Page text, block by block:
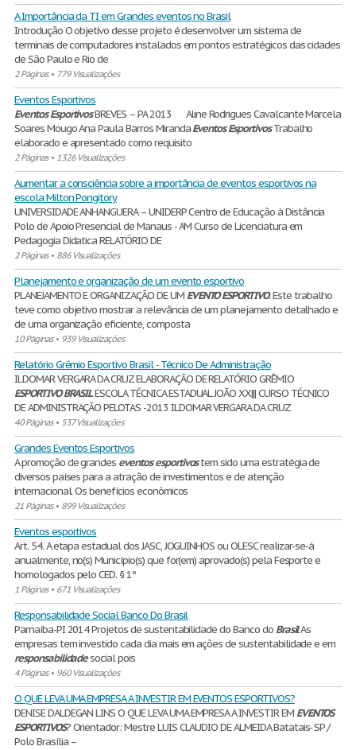
A Importância da TI em Grandes eventos no Brasil
Introdução O objetivo desse projeto é desenvolver um sistema de
terminais de computadores instalados em pontos estratégicos das cidades
de São Paulo e Rio de
2 Páginas• 779 Visualizações
Eventos Esportivos
Eventos EsportivosBREVES – PA 2013 Aline Rodrigues Cavalcante Marcela
Soares Mougo Ana Paula Barros MirandaEventos EsportivosTrabalho
elaborado e apresentado como requisito
2 Páginas• 1326 Visualizações
Aumentar a consciência sobre a importância de eventos esportivos na
escola Milton Pongitory
UNIVERSIDADE ANHANGUERA – UNIDERP Centro de Educação à Distância
Polo de Apoio Presencial de Manaus - AM Curso de Licenciatura em
Pedagogia Didatica RELATÓRIO DE
2 Páginas• 886 Visualizações
Planejamento e organização de um evento esportivo
PLANEJAMENTO E ORGANIZAÇÃO DE UM EVENTO ESPORTIVO. Este trabalho
teve como objetivo mostrar a relevância de um planejamento detalhado e
de uma organização eficiente, composta
10 Páginas• 939 Visualizações
Relatório Grêmio Esportivo Brasil - Técnico De Administração
ILDOMAR VERGARA DA CRUZ ELABORAÇÃO DE RELATÓRIO GRÊMIO
ESPORTIVOBRASILESCOLA TÉCNICA ESTADUAL JOÃO XX||| CURSO TÉCNICO
DE ADMINISTRAÇÃO PELOTAS -2013 ILDOMAR VERGARA DA CRUZ
40 Páginas• 537 Visualizações
Grandes Eventos Esportivos
A promoção de grandes eventos esportivostem sido uma estratégia de
diversos países para a atração de investimentos e de atenção
internacional. Os benefícios econômicos
21 Páginas• 899 Visualizações
Eventos esportivos
Art. 54. A etapa estadual dos JASC, JOGUINHOS ou OLESC realizar-se-á
anualmente, no(s) Município(s) que for(em) aprovado(s) pela Fesporte e
homologados pelo CED. § 1º
1 Páginas• 671 Visualizações
Responsabilidade Social Banco Do Brasil
Parnaíba-PI 2014 Projetos de sustentabilidade do Banco do BrasilAs
empresas tem investido cada dia mais em ações de sustentabilidade e em
responsabilidadesocial pois
4 Páginas• 960 Visualizações
O QUE LEVA UMA EMPRESA A INVESTIR EM EVENTOS ESPORTIVOS?
DENISE DALDEGAN LINS O QUE LEVA UMA EMPRESA A INVESTIR EM EVENTOS
ESPORTIVOS? Orientador: Mestre LUIS CLAUDIO DE ALMEIDA Batatais- SP /
Polo Brasília –